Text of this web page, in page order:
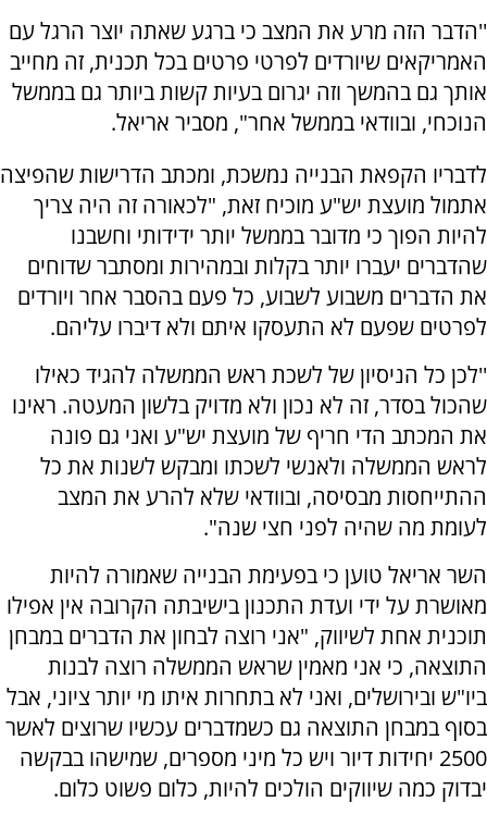
''הדבר הזה מרע את המצב כי ברגע שאתה יוצר הרגל עם
האמריקאים שיורדים לפרטי פרטים בכל תכנית, זה מחייב
אותך גם בהמשך וזה יגרום בעיות קשות ביותר גם בממשל
הנוכחי, ובוודאי בממשל אחר", מסביר אריאל.
לדבריו הקפאת הבנייה נמשכת, ומכתב הדרישות שהפיצה
אתמול מועצת יש"ע מוכיח זאת, "לכאורה זה היה צריך
להיות הפוך כי מדובר בממשל יותר ידידותי וחשבנו
שהדברים יעברו יותר בקלות ובמהירות ומסתבר שדוחים
את הדברים משבוע לשבוע, כל פעם בהסבר אחר ויורדים
לפרטים שפעם לא התעסקו איתם ולא דיברו עליהם.
''לכן כל הניסיון של לשכת ראש הממשלה להגיד כאילו
שהכול בסדר, זה לא נכון ולא מדויק בלשון המעטה. ראינו
את המכתב הדי חריף של מועצת יש"ע ואני גם פונה
לראש הממשלה ולאנשי לשכתו ומבקש לשנות את כל
ההתייחסות מבסיסה, ובוודאי שלא להרע את המצב
לעומת מה שהיה לפני חצי שנה".
השר אריאל טוען כי בפעימת הבנייה שאמורה להיות
מאושרת על ידי ועדת התכנון בישיבתה הקרובה אין אפילו
תוכנית אחת לשיווק, "אני רוצה לבחון את הדברים במבחן
התוצאה, כי אני מאמין שראש הממשלה רוצה לבנות
ביו"ש ובירושלים, ואני לא בתחרות איתו מי יותר ציוני, אבל
בסוף במבחן התוצאה גם כשמדברים עכשיו שרוצים לאשר
2500 יחידות דיור ויש כל מיני מספרים, שמישהו בבקשה
יבדוק כמה שיווקים הולכים להיות, כלום פשוט כלום.